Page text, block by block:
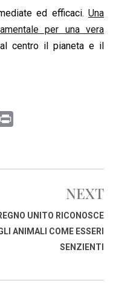
ed efficaci. Una
per una vera
centro il pianeta e il
n
NEXT
UNITO RICONOSCE
ANIMALI COME ESSERI
SENZIENTI